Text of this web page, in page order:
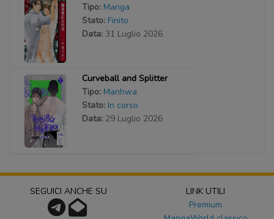
Tipo: Manga
Stato: Finito
Data: 31 Luglio 2026
Curveball and Splitter
Tipo: Manhwa
Stato: In corso
Data: 29 Luglio 2026
SEGUICI ANCHE SU
LINK UTILI
Premium